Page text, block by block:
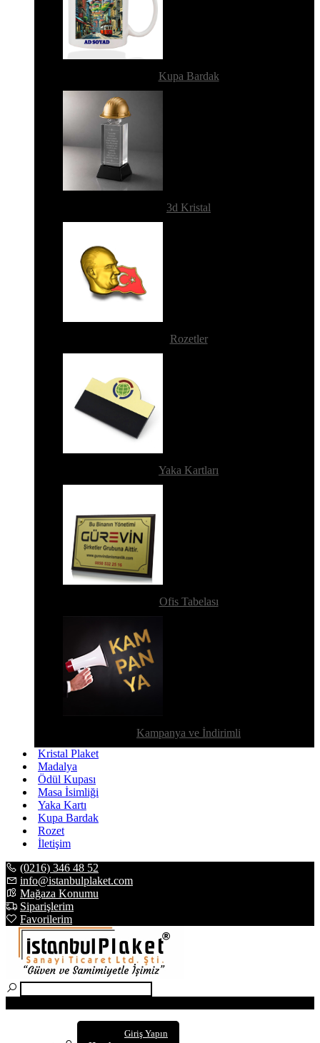
Kupa Bardak
3d Kristal
Rozetler
Yaka Kartları
Ofis Tabelası
Kampanya ve İndirimli
Kristal Plaket
Madalya
Ödül Kupası
Masa İsimliği
Yaka Kartı
Kupa Bardak
Rozet
İletişim
(0216) 346 48 52
info@istanbulplaket.com
Mağaza Konumu
Siparişlerim
Favorilerim
Giriş Yapın